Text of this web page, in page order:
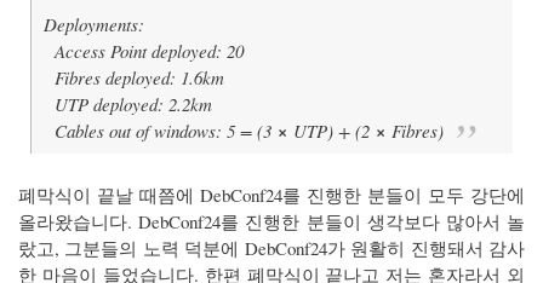
Deployments:
Access Point deployed: 20
Fibres deployed: 1.6km
UTP deployed: 2.2km
Cables out of windows: 5 = (3 × UTP) + (2 × Fibres)
폐막식이 끝날 때쯤에 DebConf24를 진행한 분들이 모두 강단에
올라왔습니다. DebConf24를 진행한 분들이 생각보다 많아서 놀
랐고, 그분들의 노력 덕분에 DebConf24가 원활히 진행돼서 감사
한 마음이 들었습니다. 한편 폐막식이 끝나고 저는 혼자라서 외